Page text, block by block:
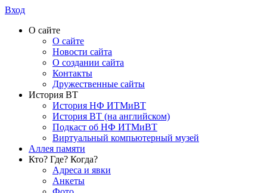
Вход
О сайте
О сайте
Новости сайта
О создании сайта
Контакты
Дружественные сайты
История ВТ
История НФ ИТМиВТ
История ВТ (на английском)
Подкаст об НФ ИТМиВТ
Виртуальный компьютерный музей
Аллея памяти
Кто? Где? Когда?
Адреса и явки
Анкеты